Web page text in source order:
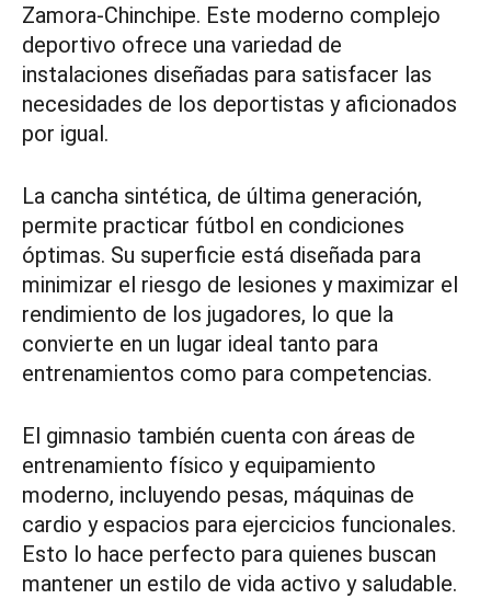
Zamora-Chinchipe. Este moderno complejo
deportivo ofrece una variedad de
instalaciones diseñadas para satisfacer las
necesidades de los deportistas y aficionados
por igual.
La cancha sintética, de última generación,
permite practicar fútbol en condiciones
óptimas. Su superficie está diseñada para
minimizar el riesgo de lesiones y maximizar el
rendimiento de los jugadores, lo que la
convierte en un lugar ideal tanto para
entrenamientos como para competencias.
El gimnasio también cuenta con áreas de
entrenamiento físico y equipamiento
moderno, incluyendo pesas, máquinas de
cardio y espacios para ejercicios funcionales.
Esto lo hace perfecto para quienes buscan
mantener un estilo de vida activo y saludable.